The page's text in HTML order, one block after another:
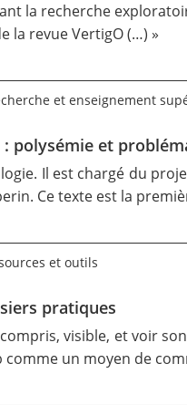
la recherche
la revue VertigO (…) »
et enseignement
polysémie et
Il est chargé du
. Ce texte est la
et outils
pratiques
visible, et voir
un moyen de